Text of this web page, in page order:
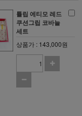
튤립 에티모 레드
쿠션그립 코바늘
세트
상품가 : 143,000원